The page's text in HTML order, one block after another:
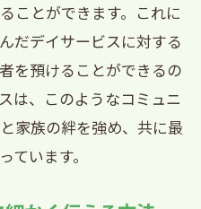
ことができます。これに
だデイサービスに対する
を預けることができるの
は、このようなコミュニ
家族の絆を強め、共に最
ています。